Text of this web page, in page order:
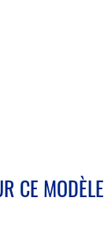
CE MODÈLE